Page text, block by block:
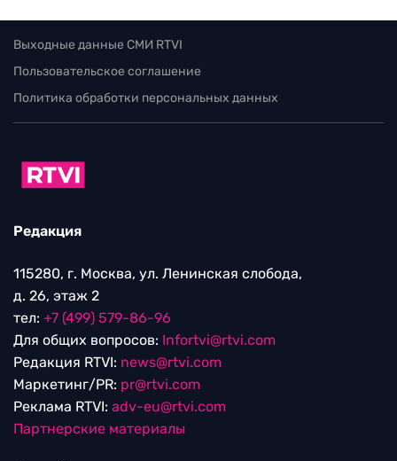
Выходные данные СМИ RTVI
Пользовательское соглашение
Политика обработки персональных данных
Редакция
115280, г. Москва, ул. Ленинская слобода,
д. 26, этаж 2
тел: +7 (499) 579-86-96
Для общих вопросов: Infortvi@rtvi.com
Редакция RTVI: news@rtvi.com
Маркетинг/PR: pr@rtvi.com
Реклама RTVI: adv-eu@rtvi.com
Партнерские материалы